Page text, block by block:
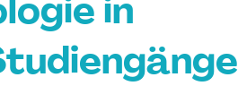
in